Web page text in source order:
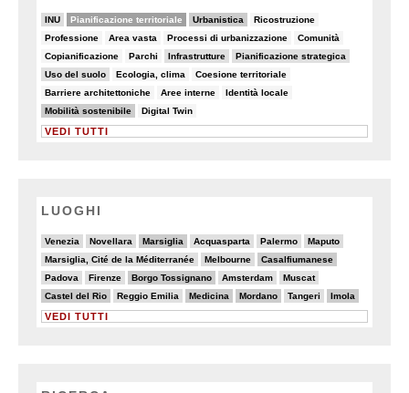
INU
22/82 Pianificazione territoriale
44/82 Urbanistica
26/82 Ricostruzione
6/82
Professione
5/82 Area vasta
6/82 Processi di urbanizzazione
8/82 Comunità
6/82
Copianificazione
5/82 Parchi
6/82 Infrastrutture
15/82 Pianificazione strategica
11/82
Uso del suolo
9/82 Ecologia, clima
6/82 Coesione territoriale
8/82
Barriere architettoniche
7/82 Aree interne
8/82 Identità locale
7/82
Mobilità sostenibile
25/82 Digital Twin
5/82
VEDI TUTTI
LUOGHI
Venezia
4/20 Novellara
4/20 Marsiglia
6/20 Acquasparta
3/20 Palermo
2/20 Maputo
4/20
Marsiglia, Cité de la Méditerranée
2/20 Melbourne
5/20 Casalfiumanese
6/20
Padova
2/20 Firenze
2/20 Borgo Tossignano
6/20 Amsterdam
3/20 Muscat
3/20
Castel del Rio
6/20 Reggio Emilia
2/20 Medicina
6/20 Mordano
6/20 Tangeri
2/20 Imola
6/20
VEDI TUTTI